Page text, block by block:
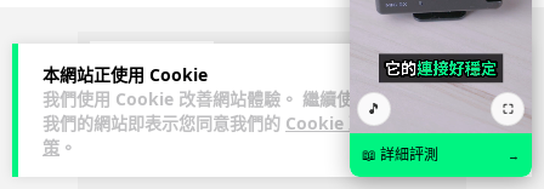
本網站正使用 Cookie
我們使用 Cookie 改善網站體驗。 繼續使用
我們的網站即表示您同意我們的 Cookie 政
策 。
🎵 ⛶
📖 詳細評測 →